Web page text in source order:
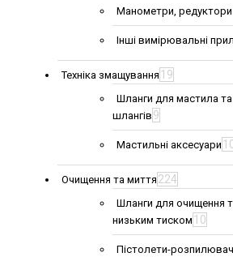
Манометри, редуктори
Інші вимірювальні
Техніка змащування 19
Шланги для мастила
шлангів 9
Мастильні аксесуари
Очищення та миття 224
Шланги для очищення
низьким тиском 10
Пістолети-